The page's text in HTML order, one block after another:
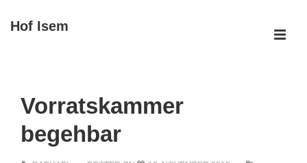
ZumHof Isem
Vorratskammer
begehbar